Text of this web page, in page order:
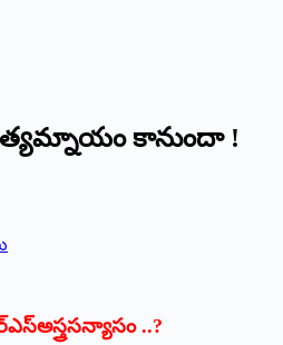
కానుందా !
..?